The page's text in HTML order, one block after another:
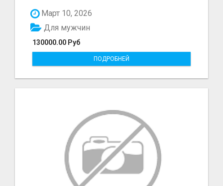
Март 10, 2026
130000.00 Руб
Для мужчин
ПОДРОБНЕЙ